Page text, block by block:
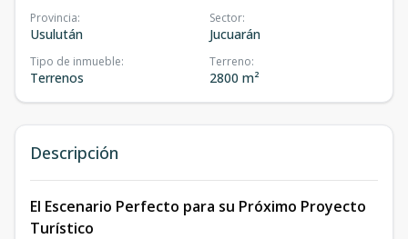
Provincia:
Usulután
Sector:
Jucuarán
Tipo de inmueble:
Terrenos
Terreno:
2800 m²
Descripción
El Escenario Perfecto para su Próximo Proyecto
Turístico